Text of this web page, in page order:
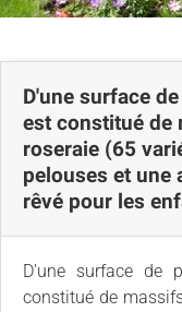
D'une surface
est constitué de
roseraie (65
pelouses et une
rêvé pour les
D'une surface de
constitué de